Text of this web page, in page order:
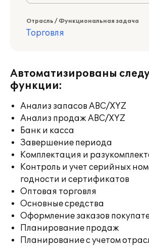
Отрасль / Функциональная задача
Торговля
Автоматизированы
функции:
Анализ запасов ABC/XYZ
Анализ продаж ABC/XYZ
Банк и касса
Завершение периода
Комплектация и
Контроль и учет серийных
годности и сертификатов
Оптовая торговля
Основные средства
Оформление заказов
Планирование продаж
Планирование с учетом